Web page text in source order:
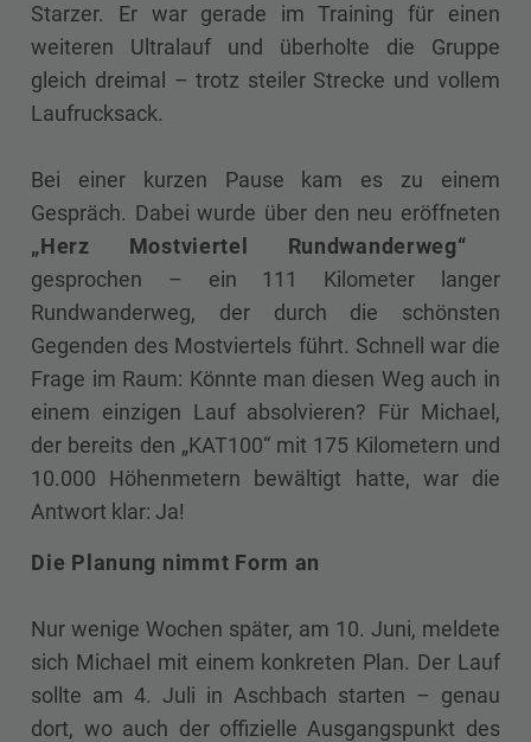
Starzer. Er war gerade im Training für einen
weiteren Ultralauf und überholte die Gruppe
gleich dreimal – trotz steiler Strecke und vollem
Laufrucksack.
Bei einer kurzen Pause kam es zu einem
Gespräch. Dabei wurde über den neu eröffneten
„Herz Mostviertel Rundwanderweg“
gesprochen – ein 111 Kilometer langer
Rundwanderweg, der durch die schönsten
Gegenden des Mostviertels führt. Schnell war die
Frage im Raum: Könnte man diesen Weg auch in
einem einzigen Lauf absolvieren? Für Michael,
der bereits den „KAT100“ mit 175 Kilometern und
10.000 Höhenmetern bewältigt hatte, war die
Antwort klar: Ja!
Die Planung nimmt Form an
Nur wenige Wochen später, am 10. Juni, meldete
sich Michael mit einem konkreten Plan. Der Lauf
sollte am 4. Juli in Aschbach starten – genau
dort, wo auch der offizielle Ausgangspunkt des